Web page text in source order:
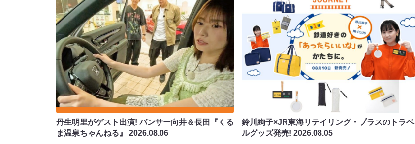
丹生明里がゲスト出演! パンサー向井＆長田『くる
ま温泉ちゃんねる』 2026.08.06
鈴川絢子×JR東海リテイリング・プラスのトラベ
ルグッズ発売!2026.08.05